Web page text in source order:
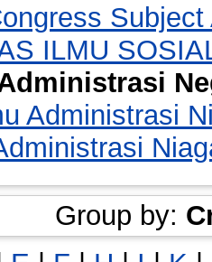
Subject
ILMU
Administrasi
Group by: